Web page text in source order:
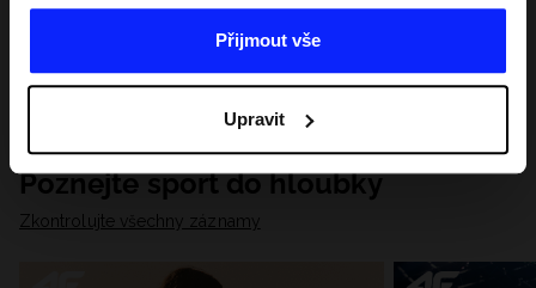
Přijmout vše
Upravit
Poznejte sport do hloubky
Zkontrolujte všechny záznamy